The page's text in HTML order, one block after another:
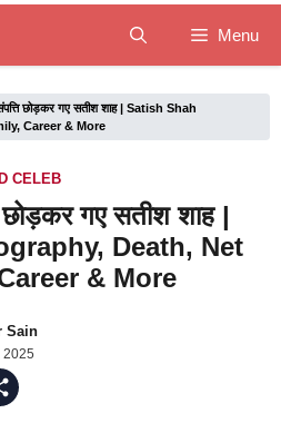
Menu
छोड़कर गए सतीश शाह | Satish Shah
Career & More
CELEB
छोड़कर गए सतीश शाह |
Death, Net
& More
Sain
2025